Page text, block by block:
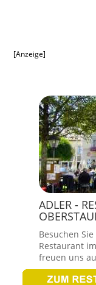
[Anzeige]
ADLER -
Besuchen
Restaurant
freuen uns